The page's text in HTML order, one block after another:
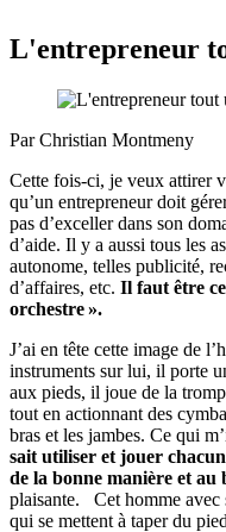
L'entrepreneur
Par Christian Montmeny
Cette fois-ci, je veux attirer
qu’un entrepreneur doit
pas d’exceller dans son
d’aide. Il y a aussi tous les
autonome, telles publicité,
d’affaires, etc. Il faut être
orchestre ».
J’ai en tête cette image de
instruments sur lui, il porte
aux pieds, il joue de la
tout en actionnant des
bras et les jambes. Ce qui
sait utiliser et jouer
de la bonne manière et au
plaisante. Cet homme avec
qui se mettent à taper du